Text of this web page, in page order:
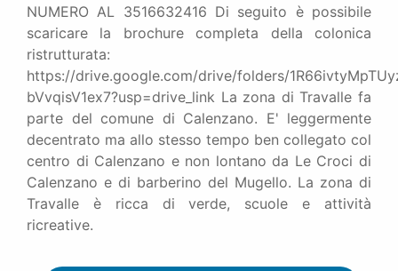
NUMERO AL 3516632416 Di seguito è possibile
scaricare la brochure completa della colonica
ristrutturata:
https://drive.google.com/drive/folders/
bVvqisV1ex7?usp=drive_link La zona di Travalle fa
parte del comune di Calenzano. E' leggermente
decentrato ma allo stesso tempo ben collegato col
centro di Calenzano e non lontano da Le Croci di
Calenzano e di barberino del Mugello. La zona di
Travalle è ricca di verde, scuole e attività
ricreative.